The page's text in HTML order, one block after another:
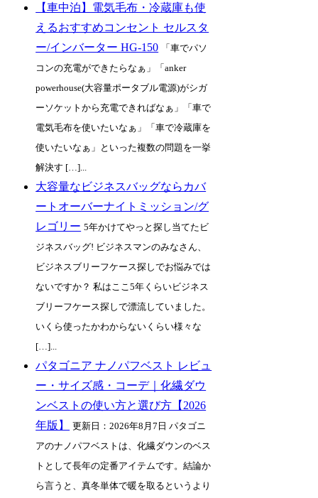
【車中泊】電気毛布・冷蔵庫も使
えるおすすめコンセント セルスタ
ー/インバーター HG-150
「車でパソ
コンの充電ができたらなぁ」「anker
powerhouse(大容量ポータブル電源)がシガ
ーソケットから充電できればなぁ」「車で
電気毛布を使いたいなぁ」「車で冷蔵庫を
使いたいなぁ」といった複数の問題を一挙
解決す […]...
大容量なビジネスバッグならカバ
ートオーバーナイトミッション/グ
レゴリー 5年かけてやっと探し当てたビ
ジネスバッグ! ビジネスマンのみなさん、
ビジネスブリーフケース探しでお悩みでは
ないですか？ 私はここ5年くらいビジネス
ブリーフケース探しで漂流していました。
いくら使ったかわからないくらい様々な
[…]...
パタゴニア ナノパフベスト レビュ
ー・サイズ感・コーデ｜化繊ダウ
ンベストの使い方と選び方【2026
年版】
更新日：2026年8月7日 パタゴニ
アのナノパフベストは、化繊ダウンのベス
トとして長年の定番アイテムです。結論か
ら言うと、真冬単体で暖を取るというより